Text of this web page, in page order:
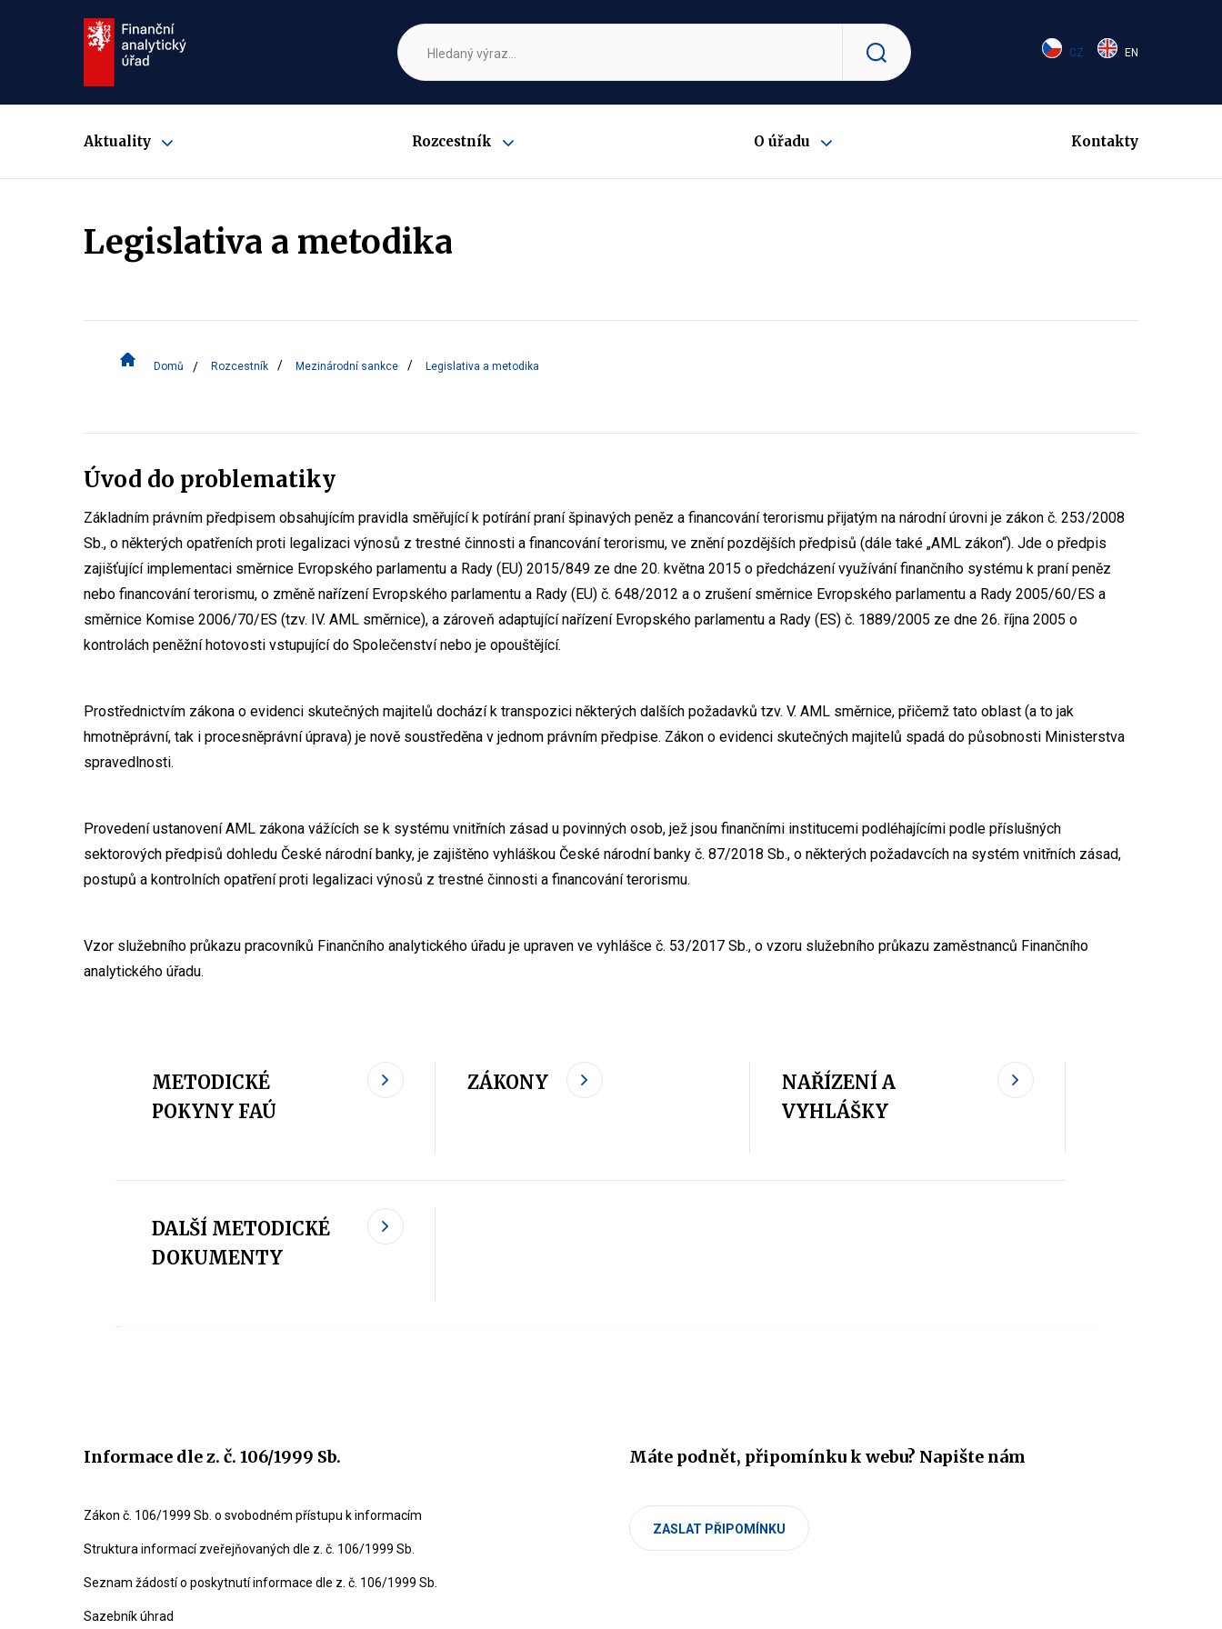
CZ EN
Aktuality Rozcestník O úřadu Kontakty
Legislativa a metodika
Domů Rozcestník Mezinárodní sankce Legislativa a metodika
Úvod do problematiky
Základním právním předpisem obsahujícím pravidla směřující k potírání praní špinavých peněz a financování terorismu přijatým na národní úrovni je zákon č. 253/2008
Sb., o některých opatřeních proti legalizaci výnosů z trestné činnosti a financování terorismu, ve znění pozdějších předpisů (dále také „AML zákon“). Jde o předpis
zajišťující implementaci směrnice Evropského parlamentu a Rady (EU) 2015/849 ze dne 20. května 2015 o předcházení využívání finančního systému k praní peněz
nebo financování terorismu, o změně nařízení Evropského parlamentu a Rady (EU) č. 648/2012 a o zrušení směrnice Evropského parlamentu a Rady 2005/60/ES a
směrnice Komise 2006/70/ES (tzv. IV. AML směrnice), a zároveň adaptující nařízení Evropského parlamentu a Rady (ES) č. 1889/2005 ze dne 26. října 2005 o
kontrolách peněžní hotovosti vstupující do Společenství nebo je opouštějící.
Prostřednictvím zákona o evidenci skutečných majitelů dochází k transpozici některých dalších požadavků tzv. V. AML směrnice, přičemž tato oblast (a to jak
hmotněprávní, tak i procesněprávní úprava) je nově soustředěna v jednom právním předpise. Zákon o evidenci skutečných majitelů spadá do působnosti Ministerstva
spravedlnosti.
Provedení ustanovení AML zákona vážících se k systému vnitřních zásad u povinných osob, jež jsou finančními institucemi podléhajícími podle příslušných
sektorových předpisů dohledu České národní banky, je zajištěno vyhláškou České národní banky č. 87/2018 Sb., o některých požadavcích na systém vnitřních zásad,
postupů a kontrolních opatření proti legalizaci výnosů z trestné činnosti a financování terorismu.
Vzor služebního průkazu pracovníků Finančního analytického úřadu je upraven ve vyhlášce č. 53/2017 Sb., o vzoru služebního průkazu zaměstnanců Finančního
analytického úřadu.
METODICKÉ
POKYNY FAÚ
ZÁKONY
NAŘÍZENÍ A
VYHLÁŠKY
DALŠÍ METODICKÉ
DOKUMENTY
Informace dle z. č. 106/1999 Sb.
Zákon č. 106/1999 Sb. o svobodném přístupu k informacím
Struktura informací zveřejňovaných dle z. č. 106/1999 Sb.
Seznam žádostí o poskytnutí informace dle z. č. 106/1999 Sb.
Sazebník úhrad
Máte podnět, připomínku k webu? Napište nám
ZASLAT PŘIPOMÍNKU